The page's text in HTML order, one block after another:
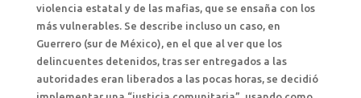
violencia estatal y de las mafias, que se ensaña con los
más vulnerables. Se describe incluso un caso, en
Guerrero (sur de México), en el que al ver que los
delincuentes detenidos, tras ser entregados a las
autoridades eran liberados a las pocas horas, se decidió